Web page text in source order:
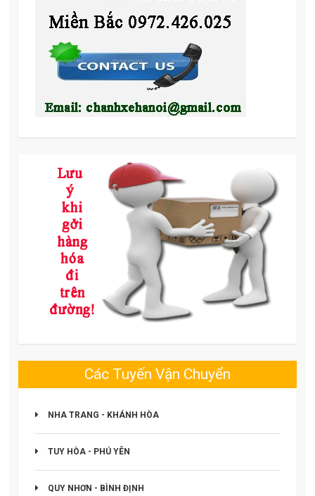
Các Tuyến Vận Chuyển
NHA TRANG - KHÁNH HÒA
TUY HÒA - PHÚ YÊN
QUY NHƠN - BÌNH ĐỊNH